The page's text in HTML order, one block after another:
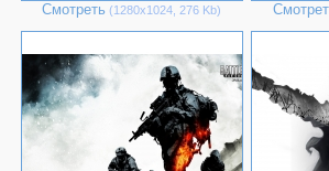
Смотреть (1280х1024, 276 Kb)